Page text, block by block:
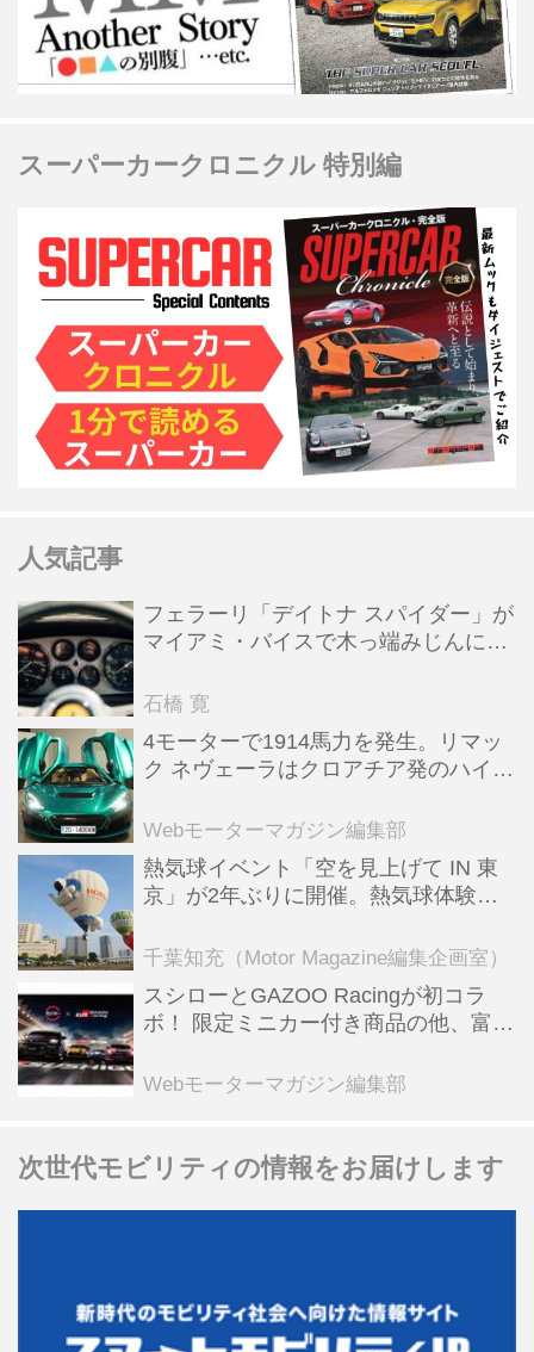
スーパーカークロニクル 特別編
人気記事
フェラーリ「デイトナ スパイダー」が
マイアミ・バイスで木っ端みじんにな
石橋 寛
4モーターで1914馬力を発生。リマッ
ク ネヴェーラはクロアチア発のハイパ
全版／115】
Webモーターマガジン編集部
熱気球イベント「空を見上げて IN 東
京」が2年ぶりに開催。熱気球体験搭
ンテンツも
千葉知充（Motor Magazine編集企画室）
スシローとGAZOO Racingが初コラ
ボ！ 限定ミニカー付き商品の他、富士
る抽選企画などを展開
Webモーターマガジン編集部
次世代モビリティの情報をお届けします